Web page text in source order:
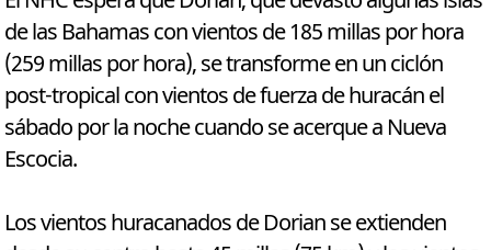
de las Bahamas con vientos de 185 millas por hora
(259 millas por hora), se transforme en un ciclón
post-tropical con vientos de fuerza de huracán el
sábado por la noche cuando se acerque a Nueva
Escocia.
Los vientos huracanados de Dorian se extienden